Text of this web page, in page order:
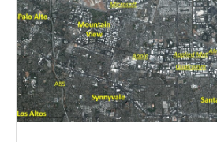
(conseillée)